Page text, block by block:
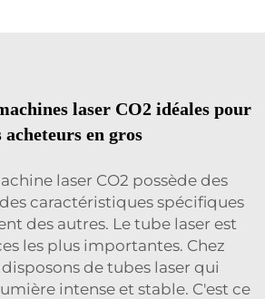
laser CO2 idéales pour
acheteurs en gros
laser CO2 possède des
caractéristiques spécifiques
des autres. Le tube laser est
les plus importantes. Chez
de tubes laser qui
intense et stable. C'est ce